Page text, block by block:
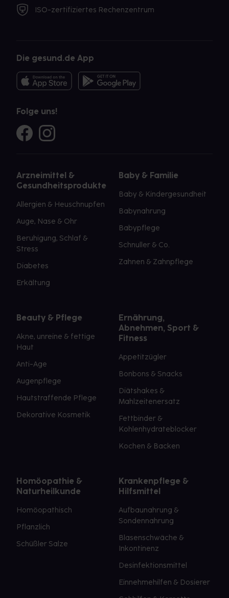
ISO-zertifiziertes Rechenzentrum
Die gesund.de App
Folge uns!
Arzneimittel &
Gesundheitsprodukte
Allergien & Heuschnupfen
Auge, Nase & Ohr
Beruhigung, Schlaf &
Stress
Diabetes
Erkältung
Baby & Familie
Baby & Kindergesundheit
Babynahrung
Babypflege
Schnuller & Co.
Zahnen & Zahnpflege
Beauty & Pflege
Akne, unreine & fettige
Haut
Anti-Age
Augenpflege
Hautstraffende Pflege
Dekorative Kosmetik
Ernährung,
Abnehmen, Sport &
Fitness
Appetitzügler
Bonbons & Snacks
Diätshakes &
Mahlzeitenersatz
Fettbinder &
Kohlenhydrateblocker
Kochen & Backen
Homöopathie &
Naturheilkunde
Homöopathisch
Pflanzlich
Schüßler Salze
Krankenpflege &
Hilfsmittel
Aufbaunahrung &
Sondennahrung
Blasenschwäche &
Inkontinenz
Desinfektionsmittel
Einnehmehilfen & Dosierer